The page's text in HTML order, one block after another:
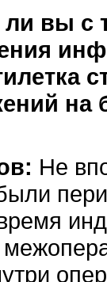
вы с
на
Не